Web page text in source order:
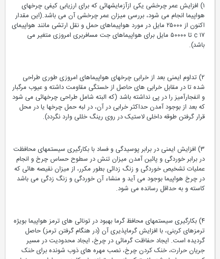
۱) افزایش عمر چرخشی یکی ازآزمایشهائی که برای ارزیابی کیفی چرخهای
هواپیما انجام می شود، بررسی میزان عمر چرخشی آن می باشد.(این مقدار
اکنون از ۲۵۰۰۰ مایل در مورد هواپیماهای حمل و نقل ارتشی مانند هواپیمای
c ۱۷ تا ۵۰۰۰۰ مایل برای هواپیماهای جت مسافربری امروزی متغیر می
باشد).
۲) تداوم ایمنی بعد از خرابی چرخهای هواپیماهای امروزی طوری طراحی
شده تا در مقابل خرابی های حاصل از خستگی مقاومت داشته و عیوب مرگبار
و انفجارآمیز را در پی نداشته باشد (که البته شامل طراحی چرخهائی می شود
که بعد از بوجود آمدن حداکثر خرابی در آن، در لبه حمل چرخها یا در محل
قرار گرفتن طوقه داخلی لاستیک در روی رینگ خللی وارد نگردد).
۳) افزایش ایمنی در برابر پوسیدگی و فساد با بکارگیری سیستمهای محافظت
در برابر خوردگی و پائین آمدن میزان تنش در سطوح حساس چرخ و انجام
عملیات تشخیص خوردگی و زنگ زدائی بطور مکرر، از میزان نقیصه هائی که
در چرخ هواپیما بوجود می آید و منشاء آن خوردگی و زنگ زدگی می باشد
کاسته و به حداقل رسانده می شود.
۴) بکارگیری سیستمهای محافظ گرما بهبود در تونائی های ترمز هواپیما بویژه
ترمزهای کربنی، با افزایش گرماپذیری آن (در هنگام گرفتن ترمز) حاصل
گردیده است. ایجاد حفاظت گرمائی در چرخ، ایجاد محدودیت در مسیر
جریان حرارت، خنک کردن چرخ، نصب مهره های ذوب شونده برای خنک